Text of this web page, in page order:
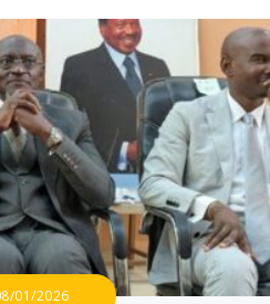
01/2026